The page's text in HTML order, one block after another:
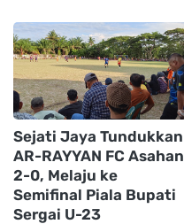
Sejati Jaya Tundukkan
AR-RAYYAN FC Asahan
2-0, Melaju ke
Semifinal Piala Bupati
Sergai U-23